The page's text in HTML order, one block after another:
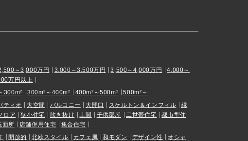
～3,000万円 3,000～3,500万円 3,500～4,000万円
4,000～
万円以上
300m² 300m²～400m² 400m²～500m²
500m²～
ティオ 大空間 バルコニー 大開口 スケルトン＆インフィル
縁
ロア 狭小住宅 吹き抜け 土間 子供部屋 二世帯住宅
都市型住
面所 店舗併用住宅
集合住宅
開放的 北欧スタイル カフェ風 和モダン デザイン性 オシャ